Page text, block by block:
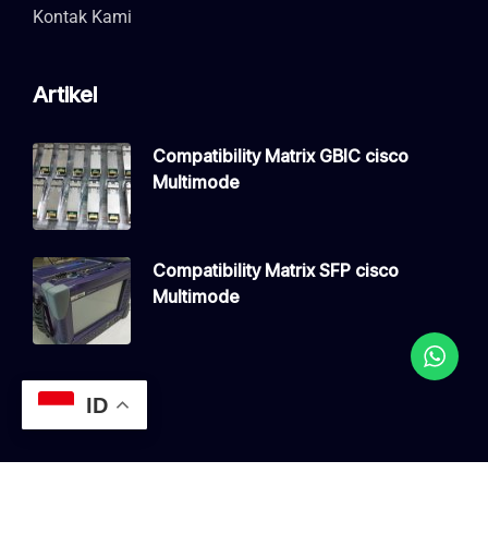
Kontak Kami
Artikel
Compatibility Matrix GBIC cisco
Multimode
Compatibility Matrix SFP cisco
Multimode
ID